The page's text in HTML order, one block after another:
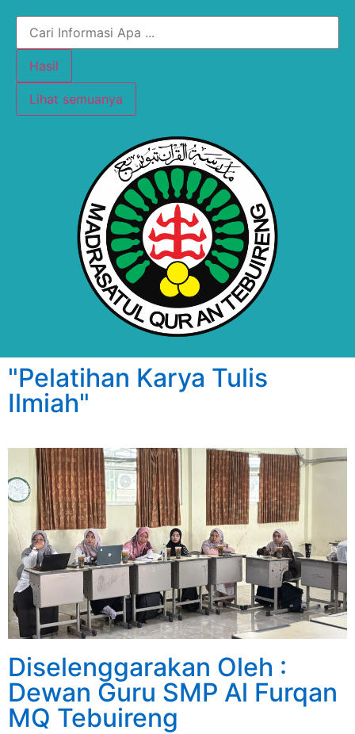
Hasil
Lihat semuanya
"Pelatihan Karya Tulis
Ilmiah"
Diselenggarakan Oleh :
Dewan Guru SMP Al Furqan
MQ Tebuireng